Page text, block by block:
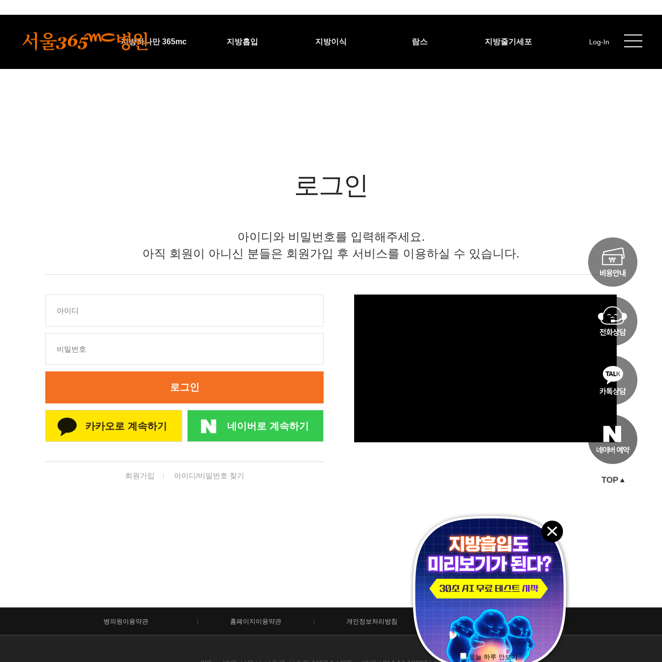
지방하나만 365mc 지방흡입 지방이식 람스 지방줄기세포 Log-In
로그인
아이디와 비밀번호를 입력해주세요.
아직 회원이 아니신 분들은 회원가입 후 서비스를 이용하실 수 있습니다.
로그인
카카오로 계속하기 네이버로 계속하기
회원가입 아이디/비밀번호 찾기 TOP
오늘 하루 안보기
병의원이용약관 홈페이지이용약관 개인정보처리방침 패밀리 사이트